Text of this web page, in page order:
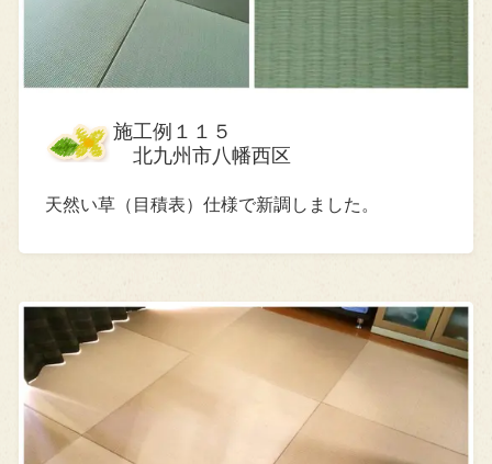
施工例１１５
北九州市八幡西区
天然い草（目積表）仕様で新調しました。